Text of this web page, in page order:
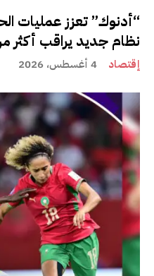
“أدنوك” تعزز عمليات
نظام جديد يراقب أكثر من 120
إقتصاد 4 أغسطس، 2026